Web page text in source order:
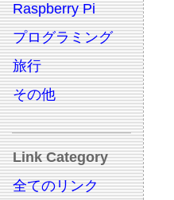
Raspberry Pi
プログラミング
旅行
その他
Link Category
全てのリンク